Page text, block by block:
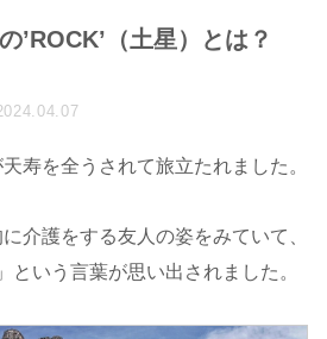
’ROCK’（土星）とは？
寿を全うされて旅立たれました。
介護をする友人の姿をみていて、
という言葉が思い出されました。